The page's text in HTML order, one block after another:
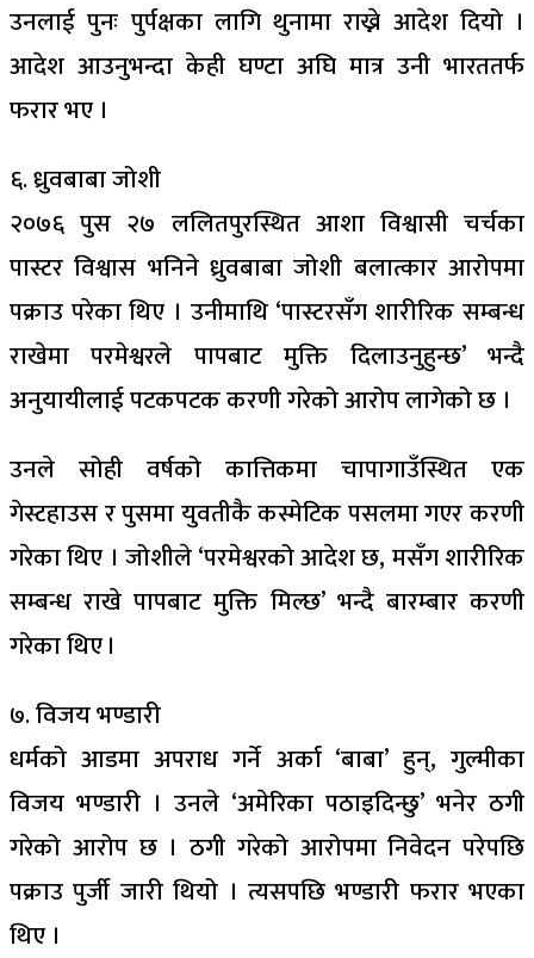
उनलाई पुनः पुर्पक्षका लागि थुनामा राख्ने आदेश दियो ।
आदेश आउनुभन्दा केही घण्टा अघि मात्र उनी भारततर्फ
फरार भए ।
६. ध्रुवबाबा जोशी
२०७६ पुस २७ ललितपुरस्थित आशा विश्वासी चर्चका
पास्टर विश्वास भनिने ध्रुवबाबा जोशी बलात्कार आरोपमा
पक्राउ परेका थिए । उनीमाथि ‘पास्टरसँग शारीरिक सम्बन्ध
राखेमा परमेश्वरले पापबाट मुक्ति दिलाउनुहुन्छ’ भन्दै
अनुयायीलाई पटकपटक करणी गरेको आरोप लागेको छ ।
उनले सोही वर्षको कात्तिकमा चापागाउँस्थित एक
गेस्टहाउस र पुसमा युवतीकै कस्मेटिक पसलमा गएर करणी
गरेका थिए । जोशीले ‘परमेश्वरको आदेश छ, मसँग शारीरिक
सम्बन्ध राखे पापबाट मुक्ति मिल्छ’ भन्दै बारम्बार करणी
गरेका थिए ।
७. विजय भण्डारी
धर्मको आडमा अपराध गर्ने अर्का ‘बाबा’ हुन्, गुल्मीका
विजय भण्डारी । उनले ‘अमेरिका पठाइदिन्छु’ भनेर ठगी
गरेको आरोप छ । ठगी गरेको आरोपमा निवेदन परेपछि
पक्राउ पुर्जी जारी थियो । त्यसपछि भण्डारी फरार भएका
थिए ।